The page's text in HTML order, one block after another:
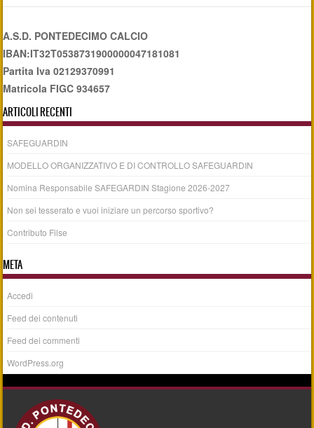
A.S.D. PONTEDECIMO CALCIO
IBAN:IT32T0538731900000047181081
Partita Iva 02129370991
Matricola FIGC 934657
ARTICOLI RECENTI
SAFEGUARDIN
MODELLO ORGANIZZATIVO E DI CONTROLLO SAFEGUARDIN
Nomina Responsabile SAFEGARDIN Stagione 2026-2027
Non sei tesserato e vuoi iniziare un percorso sportivo?
Contributo Filse
META
Accedi
Feed dei contenuti
Feed dei commenti
WordPress.org